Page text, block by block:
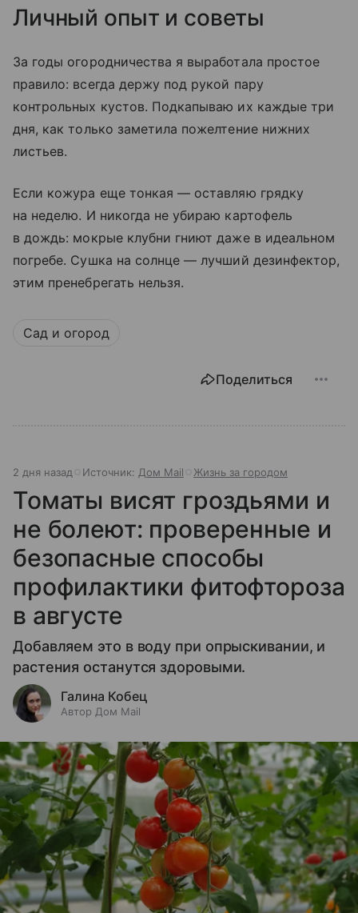
Личный опыт и советы
За годы огородничества я выработала простое
правило: всегда держу под рукой пару
контрольных кустов. Подкапываю их каждые три
дня, как только заметила пожелтение нижних
листьев.
Если кожура еще тонкая — оставляю грядку
на неделю. И никогда не убираю картофель
в дождь: мокрые клубни гниют даже в идеальном
погребе. Сушка на солнце — лучший дезинфектор,
этим пренебрегать нельзя.
Сад и огород
Поделиться
2 дня назад Источник: Дом Mail Жизнь за городом
Томаты висят гроздьями и
не болеют: проверенные и
безопасные способы
профилактики фитофтороза
в августе
Добавляем это в воду при опрыскивании, и
растения останутся здоровыми.
Галина Кобец
Автор Дом Mail